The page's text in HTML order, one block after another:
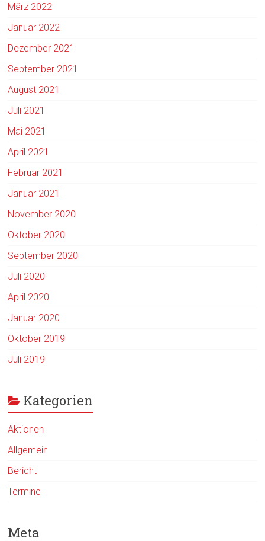
März 2022
Januar 2022
Dezember 2021
September 2021
August 2021
Juli 2021
Mai 2021
April 2021
Februar 2021
Januar 2021
November 2020
Oktober 2020
September 2020
Juli 2020
April 2020
Januar 2020
Oktober 2019
Juli 2019
Kategorien
Aktionen
Allgemein
Bericht
Termine
Meta